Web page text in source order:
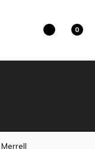
0
Merrell